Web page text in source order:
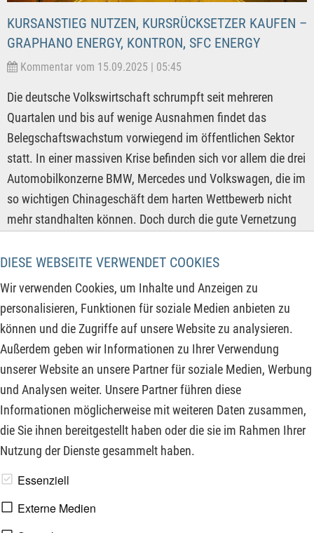
DIESE WEBSEITE VERWENDET COOKIES
Wir verwenden Cookies, um Inhalte und Anzeigen zu
personalisieren, Funktionen für soziale Medien anbieten zu
können und die Zugriffe auf unsere Website zu analysieren.
Außerdem geben wir Informationen zu Ihrer Verwendung
unserer Website an unsere Partner für soziale Medien, Werbung
und Analysen weiter. Unsere Partner führen diese
Informationen möglicherweise mit weiteren Daten zusammen,
die Sie ihnen bereitgestellt haben oder die sie im Rahmen Ihrer
Nutzung der Dienste gesammelt haben.
Essenziell
Externe Medien
KURSANSTIEG NUTZEN, KURSRÜCKSETZER KAUFEN –
GRAPHANO ENERGY, KONTRON, SFC ENERGY
Kommentar vom 15.09.2025 | 05:45
Die deutsche Volkswirtschaft schrumpft seit mehreren
Quartalen und bis auf wenige Ausnahmen findet das
Belegschaftswachstum vorwiegend im öffentlichen Sektor
statt. In einer massiven Krise befinden sich vor allem die drei
Automobilkonzerne BMW, Mercedes und Volkswagen, die im
so wichtigen Chinageschäft dem harten Wettbewerb nicht
mehr standhalten können. Doch durch die gute Vernetzung
restlichen Konzerne noch gutes Geld im Ausland. Nach
Schätzungen des Handelsblatts auf Basis der
veröffentlichten Halbjahresbilanzen dürften die 40 Dax-
Konzerne trotz des schwachen Automobilsektors
voraussichtlich 115 Mrd. EUR Gewinn im Gesamtjahr 2025
erzielen. Das wäre der drittgrößte Gewinn nach 2022 und
2018.
www.derfinanzinvestor.de - © 2026 - Die Publikation für